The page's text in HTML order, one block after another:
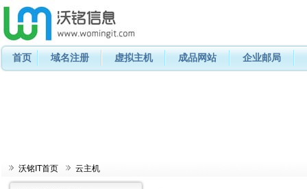
首页 域名注册 虚拟主机 成品网站 企业邮局
沃铭IT首页 云主机